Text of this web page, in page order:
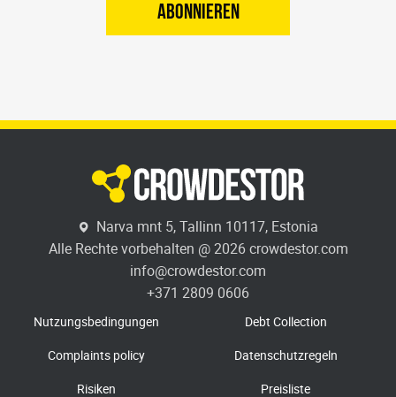
ABONNIEREN
Narva mnt 5, Tallinn 10117, Estonia
Alle Rechte vorbehalten @ 2026 crowdestor.com
info@crowdestor.com
+371 2809 0606
Nutzungsbedingungen Debt Collection
Complaints policy Datenschutzregeln
Risiken Preisliste